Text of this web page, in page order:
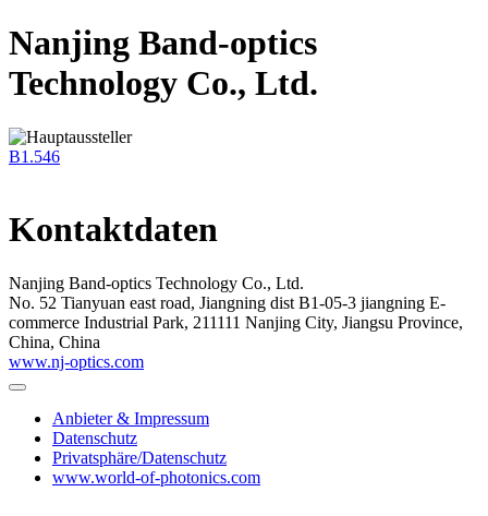
Nanjing Band-optics
Technology Co., Ltd.
B1.546
Kontaktdaten
Nanjing Band-optics Technology Co., Ltd.
No. 52 Tianyuan east road, Jiangning dist B1-05-3 jiangning E-
commerce Industrial Park, 211111 Nanjing City, Jiangsu Province,
China, China
www.nj-optics.com
Anbieter & Impressum
Datenschutz
Privatsphäre/Datenschutz
www.world-of-photonics.com